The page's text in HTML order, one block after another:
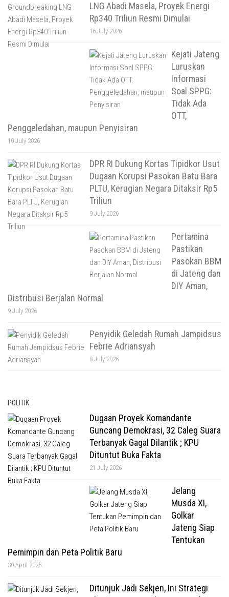
LNG Abadi Masela, Proyek Energi
Rp340 Triliun Resmi Dimulai
16 July 2026
Kejati Jateng
Luruskan
Informasi
Soal SPPG:
Tidak Ada
OTT,
Penggeledahan, maupun Penyisiran
10 July 2026
DPR RI Dukung Kortas Tipidkor Usut
Dugaan Korupsi Pasokan Batu Bara
PLTU, Kerugian Negara Ditaksir Rp5
Triliun
9 July 2026
Pertamina
Pastikan
Pasokan BBM
di Jateng dan
DIY Aman,
Distribusi Berjalan Normal
9 July 2026
Penyidik Geledah Rumah Jampidsus
Febrie Adriansyah
8 July 2026
POLITIK
Dugaan Proyek Komandante
Guncang Demokrasi, 32 Caleg Suara
Terbanyak Gagal Dilantik ; KPU
Dituntut Buka Fakta
21 July 2026
Jelang
Musda XI,
Golkar
Jateng Siap
Tentukan
Pemimpin dan Peta Politik Baru
30 April 2025
Ditunjuk Jadi Sekjen, Ini Strategi